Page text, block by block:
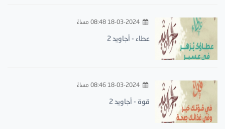
18-03-2024 08:48 مساءً
عطاء - أجاويد 2
18-03-2024 08:46 مساءً
قوة - أجاويد 2